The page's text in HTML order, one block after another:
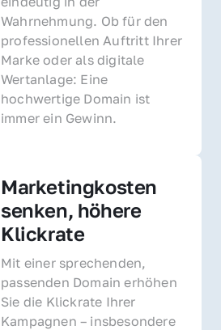
Wahrnehmung. Ob für den
professionellen Auftritt Ihrer
Marke oder als digitale
Wertanlage: Eine
hochwertige Domain ist
immer ein Gewinn.
Marketingkosten
senken, höhere
Klickrate
Mit einer sprechenden,
passenden Domain erhöhen
Sie die Klickrate Ihrer
Kampagnen – insbesondere